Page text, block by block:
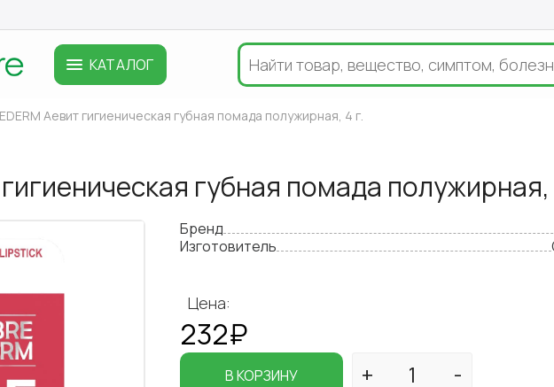
КАТАЛОГ
Аевит гигиеническая губная помада полужирная, 4 г.
гигиеническая губная помада полужирная,
Бренд
Изготовитель
Цена:
232₽
В КОРЗИНУ